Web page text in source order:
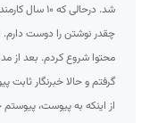
شد. درحالی
محتوا شروع کردم. بعد از
گرفتم و حالا خبرنگار
از اینکه به پیوست،